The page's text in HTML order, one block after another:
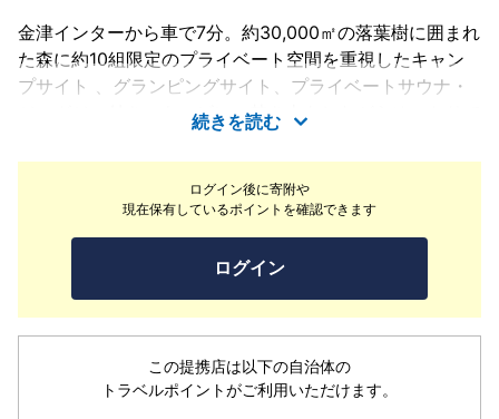
ログイン後に寄附や
現在保有しているポイントを確認できます
ログイン
この提携店は以下の自治体の
トラベルポイントがご利用いただけます。
金津インターから車で7分。約30,000㎡の落葉樹に囲まれ
た森に約10組限定のプライベート空間を重視したキャン
プサイト 、グランピングサイト、プライベートサウナ・
ジャグジー付きのキャビン、焚き火をしながらゆったりで
きるカフェやBBQ、ドッグラン、 夜には幻想的なイルミ
ネーションをご用意していおります。お客様にとって、今
日という日が 季節を感じる自然の中で特別な日になりま
すよう、スタッフ一同 心を込めてお手伝いをさせていた
だきます。
続きを読む